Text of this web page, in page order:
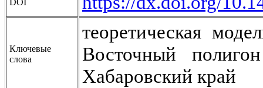
DOI
Ключевые
слова
теоретическая
Восточный
Хабаровский край